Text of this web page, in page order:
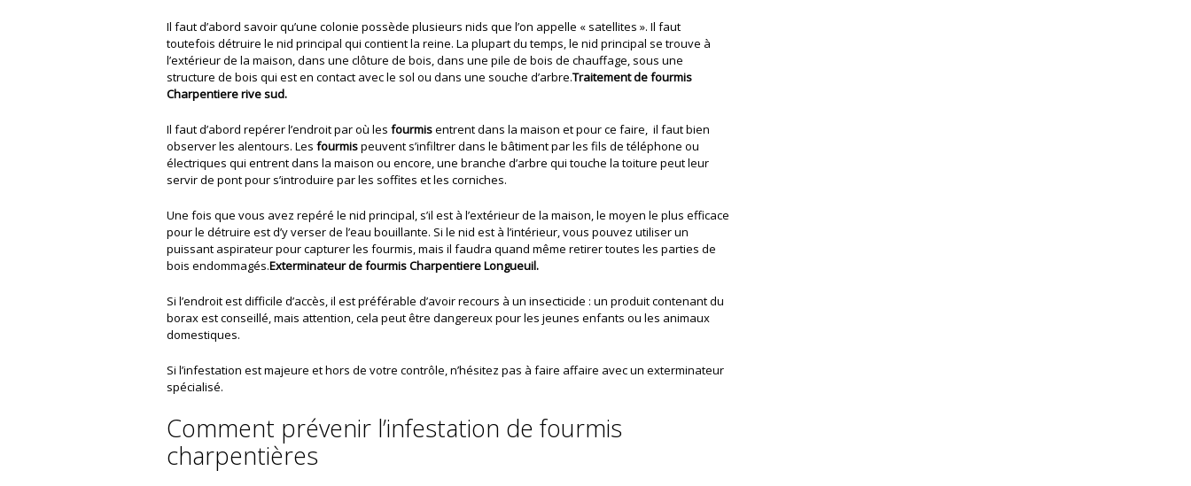
Il faut d’abord savoir qu’une colonie possède plusieurs nids que l’on appelle « satellites ». Il faut
toutefois détruire le nid principal qui contient la reine. La plupart du temps, le nid principal se trouve à
l’extérieur de la maison, dans une clôture de bois, dans une pile de bois de chauffage, sous une
structure de bois qui est en contact avec le sol ou dans une souche d’arbre.Traitement de fourmis
Charpentiere rive sud.
Il faut d’abord repérer l’endroit par où les fourmisentrent dans la maison et pour ce faire, il faut bien
observer les alentours. Les fourmispeuvent s’infiltrer dans le bâtiment par les fils de téléphone ou
électriques qui entrent dans la maison ou encore, une branche d’arbre qui touche la toiture peut leur
servir de pont pour s’introduire par les soffites et les corniches.
Une fois que vous avez repéré le nid principal, s’il est à l’extérieur de la maison, le moyen le plus efficace
pour le détruire est d’y verser de l’eau bouillante. Si le nid est à l’intérieur, vous pouvez utiliser un
puissant aspirateur pour capturer les fourmis, mais il faudra quand même retirer toutes les parties de
bois endommagés.Exterminateur de fourmis Charpentiere Longueuil.
Si l’endroit est difficile d’accès, il est préférable d’avoir recours à un insecticide : un produit contenant du
borax est conseillé, mais attention, cela peut être dangereux pour les jeunes enfants ou les animaux
domestiques.
Si l’infestation est majeure et hors de votre contrôle, n’hésitez pas à faire affaire avec un exterminateur
spécialisé.
Comment prévenir l’infestation de fourmis
charpentières